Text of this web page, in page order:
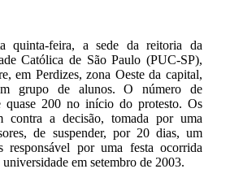
quinta-feira, a sede da reitoria da
Católica de São Paulo (PUC-SP),
em Perdizes, zona Oeste da capital,
grupo de alunos. O número de
quase 200 no início do protesto. Os
contra a decisão, tomada por uma
de suspender, por 20 dias, um
responsável por uma festa ocorrida
em setembro de 2003.